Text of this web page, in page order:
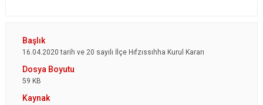
16.04.2020 tarih ve 20 sayılı İlçe Hıfzıssıhha Kurul Kararı
59 KB